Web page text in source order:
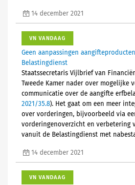
14 december 2021
VN VANDAAG
Geen aanpassingen
Belastingdienst
Staatssecretaris Vijlbrief van
Tweede Kamer nader over mogelijke
communicatie over de aangifte
2021/35.8). Het gaat om een meer
over vorderingen, bijvoorbeeld via
vorderingenoverzicht en verbetering
vanuit de Belastingdienst met
14 december 2021
VN VANDAAG